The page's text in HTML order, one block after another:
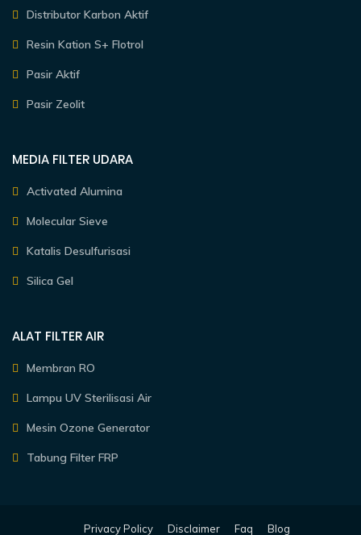
Distributor Karbon Aktif
Resin Kation S+ Flotrol
Pasir Aktif
Pasir Zeolit
MEDIA FILTER UDARA
Activated Alumina
Molecular Sieve
Katalis Desulfurisasi
Silica Gel
ALAT FILTER AIR
Membran RO
Lampu UV Sterilisasi Air
Mesin Ozone Generator
Tabung Filter FRP
Privacy Policy Disclaimer Faq Blog